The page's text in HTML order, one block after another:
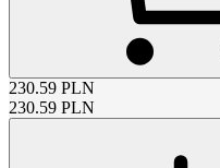
230.59 PLN
230.59 PLN